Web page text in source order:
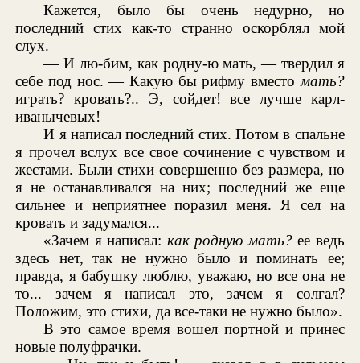
Кажется, было бы очень недурно, но
последний стих как-то странно оскорблял мой
слух.
— И лю-бим, как родну-ю мать, — твердил я
себе под нос. — Какую бы рифму вместомать?
играть? кровать?.. Э, сойдет! все лучше карл-
иванычевых!
И я написал последний стих. Потом в спальне
я прочел вслух все свое сочинение с чувством и
жестами. Были стихи совершенно без размера, но
я не останавливался на них; последний же еще
сильнее и неприятнее поразил меня. Я сел на
кровать и задумался...
«Зачем я написал: как родную мать?ее ведь
здесь нет, так не нужно было и поминать ее;
правда, я бабушку люблю, уважаю, но все она не
то... зачем я написал это, зачем я солгал?
Положим, это стихи, да все-таки не нужно было».
В это самое время вошел портной и принес
новые полуфрачки.